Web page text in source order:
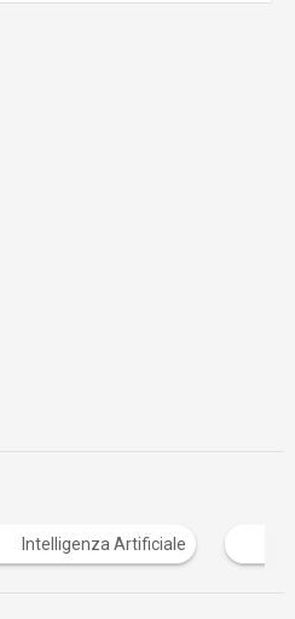
Intelligenza Artificiale